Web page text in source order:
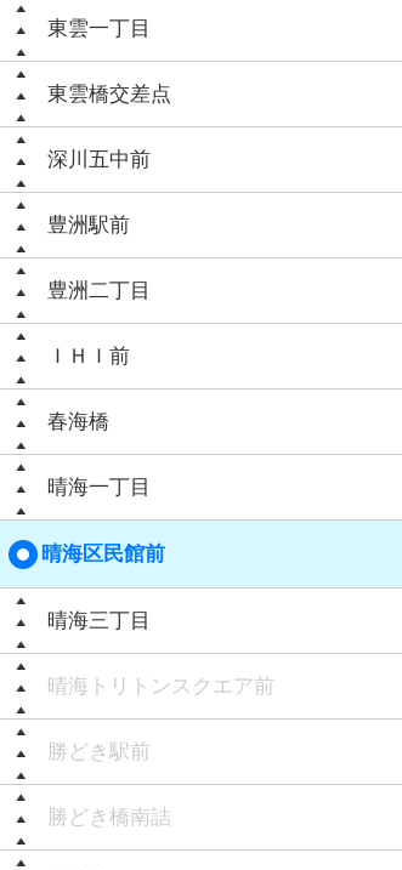
東雲一丁目
東雲橋交差点
深川五中前
豊洲駅前
豊洲二丁目
ＩＨＩ前
春海橋
晴海一丁目
晴海区民館前
晴海三丁目
晴海トリトンスクエア前
勝どき駅前
勝どき橋南詰